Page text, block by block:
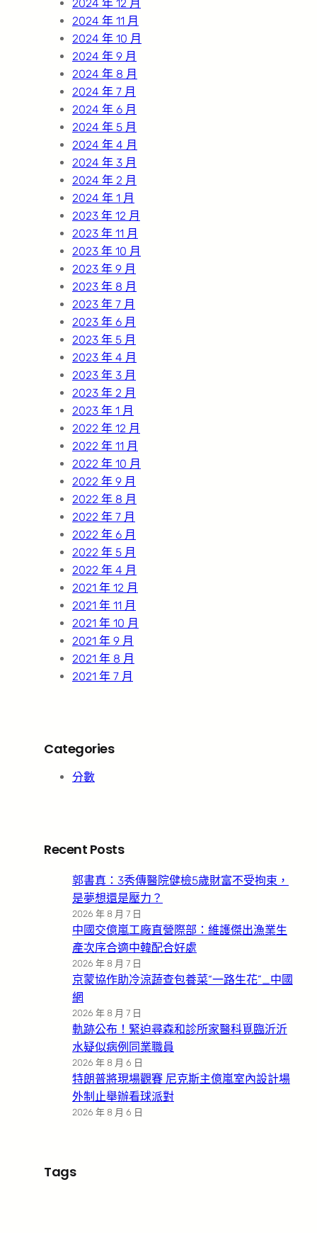
2024 年 12 月
2024 年 11 月
2024 年 10 月
2024 年 9 月
2024 年 8 月
2024 年 7 月
2024 年 6 月
2024 年 5 月
2024 年 4 月
2024 年 3 月
2024 年 2 月
2024 年 1 月
2023 年 12 月
2023 年 11 月
2023 年 10 月
2023 年 9 月
2023 年 8 月
2023 年 7 月
2023 年 6 月
2023 年 5 月
2023 年 4 月
2023 年 3 月
2023 年 2 月
2023 年 1 月
2022 年 12 月
2022 年 11 月
2022 年 10 月
2022 年 9 月
2022 年 8 月
2022 年 7 月
2022 年 6 月
2022 年 5 月
2022 年 4 月
2021 年 12 月
2021 年 11 月
2021 年 10 月
2021 年 9 月
2021 年 8 月
2021 年 7 月
Categories
分數
Recent Posts
郭書真：3秀傳醫院健檢5歲財富不受拘束，
是夢想還是壓力？
2026 年 8 月 7 日
中國交億嵐工廠直營際部：維護傑出漁業生
產次序合適中韓配合好處
2026 年 8 月 7 日
京蒙協作助冷涼蔬查包養菜“一路生花”_中國
網
2026 年 8 月 7 日
軌跡公布！緊迫尋森和診所家醫科覓臨沂沂
水疑似病例同業職員
2026 年 8 月 6 日
特朗普將現場觀賽 尼克斯主億嵐室內設計場
外制止舉辦看球派對
2026 年 8 月 6 日
Tags